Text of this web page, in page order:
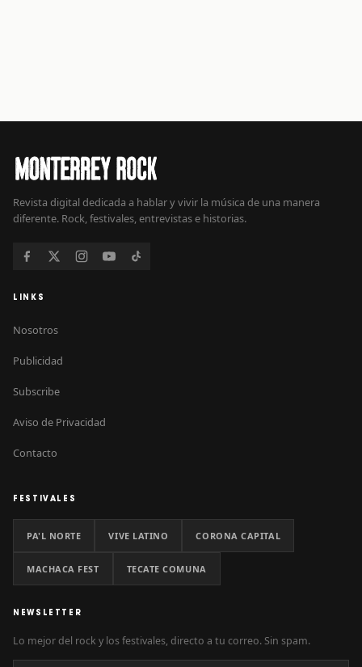
Revista digital dedicada a hablar y vivir la música de una manera
diferente. Rock, festivales, entrevistas e historias.
LINKS
Nosotros
Publicidad
Subscribe
Aviso de Privacidad
Contacto
FESTIVALES
PA'L NORTE VIVE LATINO CORONA CAPITAL
MACHACA FEST TECATE COMUNA
NEWSLETTER
Lo mejor del rock y los festivales, directo a tu correo. Sin spam.